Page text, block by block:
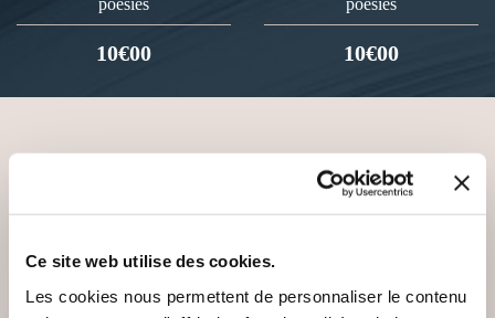
Ce site web utilise des cookies.
Les cookies nous permettent de personnaliser le contenu
poesies
10€00
poesies
10€00
VOUS AIMEREZ AUSSI